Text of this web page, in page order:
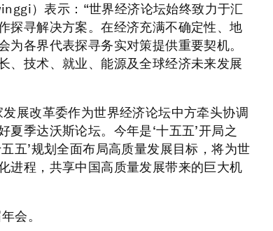
）表示：“世界经济论坛始终致力于汇
探寻解决方案。在经济充满不确定性、地
各界代表探寻务实对策提供重要契机。
、技术、就业、能源及全球经济未来发展
展改革委作为世界经济论坛中方牵头协调
季达沃斯论坛。今年是‘十五五’开局之
五’规划全面布局高质量发展目标，将为世
进程，共享中国高质量发展带来的巨大机
会。